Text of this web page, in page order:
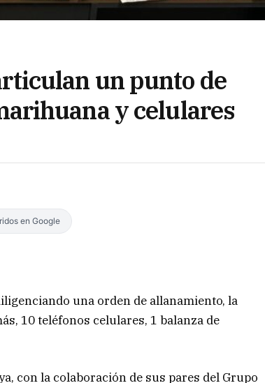
un punto de
y celulares
en Google
una orden de allanamiento, la
10 teléfonos celulares, 1 balanza de
con la colaboración de sus pares del Grupo